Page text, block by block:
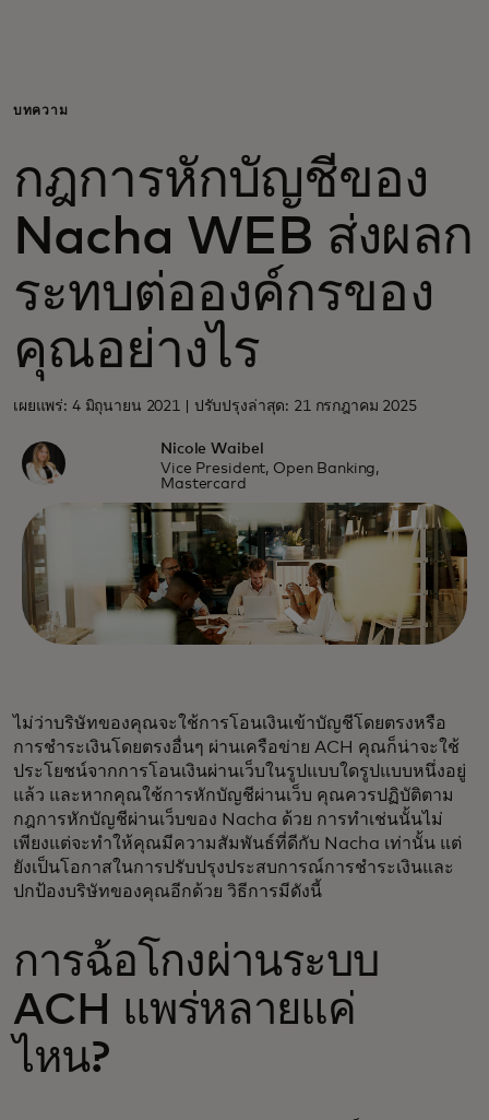
สำหรับธุรกิจ
เพื่อโลก
สำหรับผู้สร้างนวัตกรรม
ข่าวสารและแนวโน้ม
บทความ
กฎการหักบัญชีของ
Nacha WEB ส่งผลก
ระทบต่อองค์กรของ
คุณอย่างไร
เผยแพร่: 4 มิถุนายน 2021 | ปรับปรุงล่าสุด: 21 กรกฎาคม 2025
Nicole Waibel
Vice President, Open Banking,
Mastercard
ไม่ว่าบริษัทของคุณจะใช้การโอนเงินเข้าบัญชีโดยตรงหรือ
การชำระเงินโดยตรงอื่นๆ ผ่านเครือข่าย ACH คุณก็น่าจะใช้
ประโยชน์จากการโอนเงินผ่านเว็บในรูปแบบใดรูปแบบหนึ่งอยู่
แล้ว และหากคุณใช้การหักบัญชีผ่านเว็บ คุณควรปฏิบัติตาม
กฎการหักบัญชีผ่านเว็บของ Nacha ด้วย การทำเช่นนั้นไม่
เพียงแต่จะทำให้คุณมีความสัมพันธ์ที่ดีกับ Nacha เท่านั้น แต่
ยังเป็นโอกาสในการปรับปรุงประสบการณ์การชำระเงินและ
ปกป้องบริษัทของคุณอีกด้วย วิธีการมีดังนี้
การฉ้อโกงผ่านระบบ
ACH แพร่หลายแค่
ไหน?